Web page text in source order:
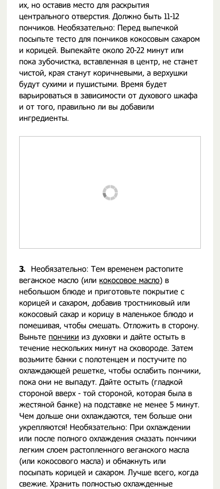
их, но оставив место для раскрытия
центрального отверстия. Должно быть 11-12
пончиков. Необязательно: Перед выпечкой
посыпьте тесто для пончиков кокосовым сахаром
и корицей. Выпекайте около 20-22 минут или
пока зубочистка, вставленная в центр, не станет
чистой, края станут коричневыми, а верхушки
будут сухими и пушистыми. Время будет
варьироваться в зависимости от духового шкафа
и от того, правильно ли вы добавили
ингредиенты.
3.
Необязательно: Тем временем растопите
веганское масло (или кокосовое масло) в
небольшом блюде и приготовьте покрытие с
корицей и сахаром, добавив тростниковый или
кокосовый сахар и корицу в маленькое блюдо и
помешивая, чтобы смешать. Отложить в сторону.
Выньте пончики из духовки и дайте остыть в
течение нескольких минут на сковороде. Затем
возьмите банки с полотенцем и постучите по
охлаждающей решетке, чтобы ослабить пончики,
пока они не выпадут. Дайте остыть (гладкой
стороной вверх - той стороной, которая была в
жестяной банке) на подставке не менее 5 минут.
Чем дольше они охлаждаются, тем больше они
укрепляются! Необязательно: При охлаждении
или после полного охлаждения смазать пончики
легким слоем растопленного веганского масла
(или кокосового масла) и обмакнуть или
посыпать корицей и сахаром. Лучше всего, когда
свежие. Хранить полностью охлажденные